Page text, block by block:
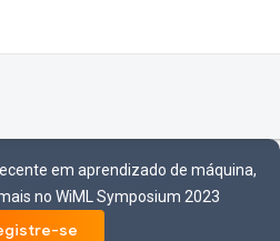
em aprendizado de máquina,
no WiML Symposium 2023
se